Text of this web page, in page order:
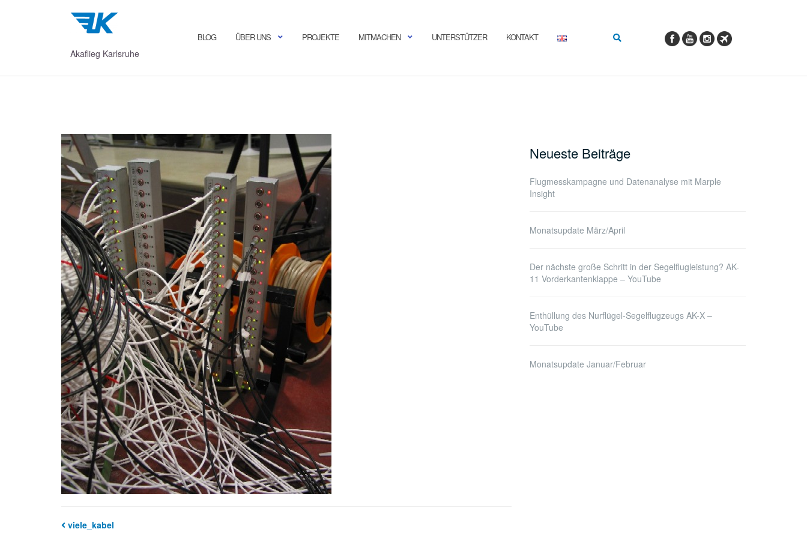
Akaflieg Karlsruhe
BLOG ÜBER UNS PROJEKTE MITMACHEN UNTERSTÜTZER KONTAKT
viele_kabel
Neueste Beiträge
Flugmesskampagne und Datenanalyse mit Marple
Insight
Monatsupdate März/April
Der nächste große Schritt in der Segelflugleistung? AK-
11 Vorderkantenklappe – YouTube
Enthüllung des Nurflügel-Segelflugzeugs AK-X –
YouTube
Monatsupdate Januar/Februar